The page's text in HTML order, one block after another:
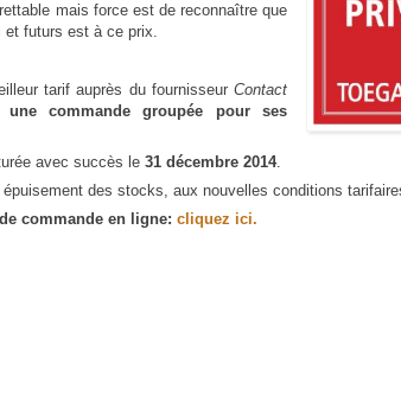
mais force est de reconnaître que
et futurs est à ce prix.
tarif auprès du fournisseur Contact
une commande groupée pour ses
avec succès le 31 décembre 2014.
épuisement des stocks, aux nouvelles conditions
commande en ligne: cliquez ici.